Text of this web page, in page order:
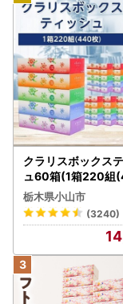
クラリスボックス
ュ60箱(1箱220組
(5個入り×12セット
不可地域：離島・沖
【1256759】
栃木県小山市
(3240)